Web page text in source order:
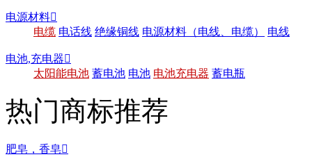
电源材料
电缆 电话线 绝缘铜线 电源材料（电线、电缆） 电线
电池,充电器
太阳能电池 蓄电池 电池 电池充电器 蓄电瓶
热门商标推荐
肥皂，香皂